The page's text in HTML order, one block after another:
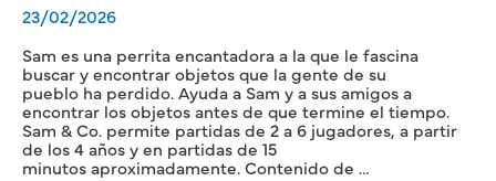
23/02/2026
Sam es una perrita encantadora a la que le fascina
buscar y encontrar objetos que la gente de su
pueblo ha perdido. Ayuda a Sam y a sus amigos a
encontrar los objetos antes de que termine el tiempo.
Sam & Co. permite partidas de 2 a 6 jugadores, a partir
de los 4 años y en partidas de 15
minutos aproximadamente. Contenido de …